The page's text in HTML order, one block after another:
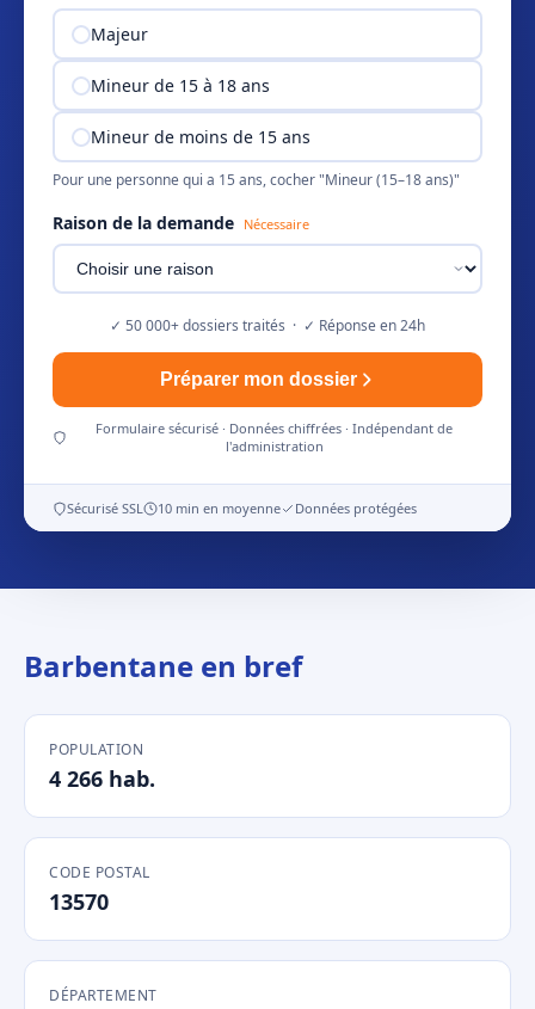
Majeur
Mineur de 15 à 18 ans
Mineur de moins de 15 ans
Pour une personne qui a 15 ans, cocher "Mineur (15–18 ans)"
Raison de la demande Nécessaire
✓ 50 000+ dossiers traités · ✓ Réponse en 24h
Préparer mon dossier
Formulaire sécurisé · Données chiffrées · Indépendant de
l'administration
Sécurisé SSL 10 min en moyenne Données protégées
Barbentane en bref
POPULATION
4 266 hab.
CODE POSTAL
13570
DÉPARTEMENT